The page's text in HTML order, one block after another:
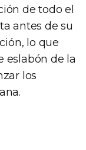
de todo el
antes de su
lo que
eslabón de la
los